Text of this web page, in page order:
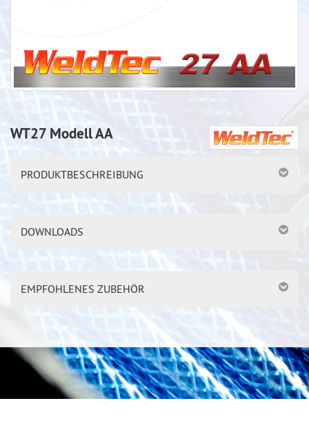
WT27 Modell AA
PRODUKTBESCHREIBUNG
DOWNLOADS
EMPFOHLENES ZUBEHÖR